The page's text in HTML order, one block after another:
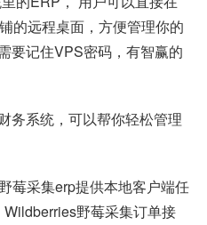
的远程桌面，方便管理你的
要记住VPS密码，有智赢的
务系统，可以帮你轻松管理
莓采集erp提供本地客户端任
野莓采集订单接